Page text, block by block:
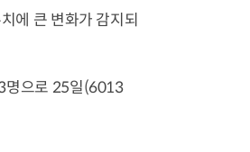
에 큰 변화가 감지되
명으로 25일(6013